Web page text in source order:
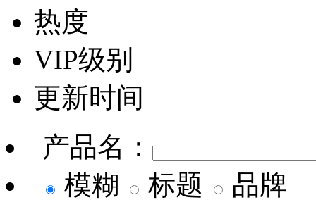
热度
VIP级别
更新时间
产品名：
模糊
标题
品牌